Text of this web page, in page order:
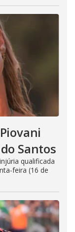
Santos
qualificada
feira (16 de